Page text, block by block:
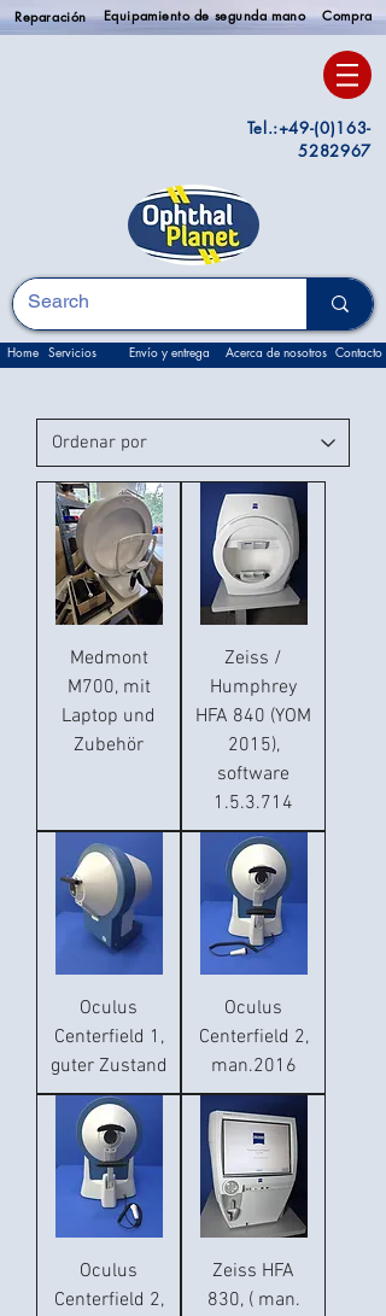
Reparación Equipamiento de segunda mano Compra
Tel.:+49-(0)163-
5282967
Home Servicios Envío y entrega Acerca de nosotros Contacto
Medmont
M700, mit
Laptop und
Zubehör
Zeiss /
Humphrey
HFA 840 (YOM
2015),
software
1.5.3.714
Oculus
Centerfield 1,
guter Zustand
Oculus
Centerfield 2,
man.2016
Oculus
Centerfield 2,
Zeiss HFA
830, ( man.